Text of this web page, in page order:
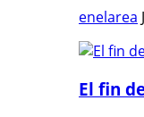
enelarea
El fin